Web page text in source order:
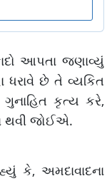
આપતા જણાવ્યું
ધરાવે છે તે વ્યકિત
ગુનાહિત કૃત્ય કરે,
થવી જોઈએ.
કે, અમદાવાદના